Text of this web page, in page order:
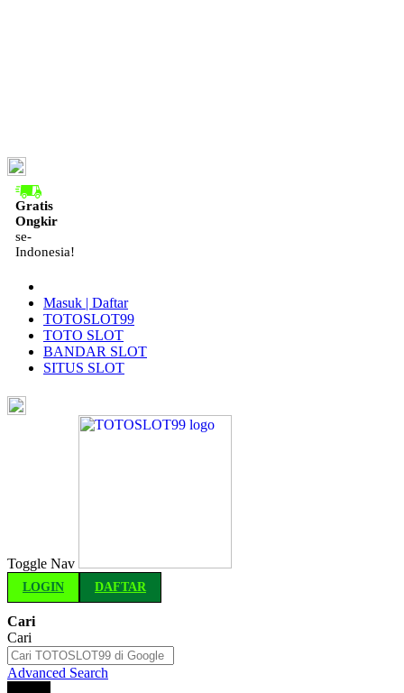
Gratis
Ongkir
se-
Indonesia!
Masuk | Daftar
TOTOSLOT99
TOTO SLOT
BANDAR SLOT
SITUS SLOT
Toggle Nav
LOGIN DAFTAR
Cari
Cari
Advanced Search